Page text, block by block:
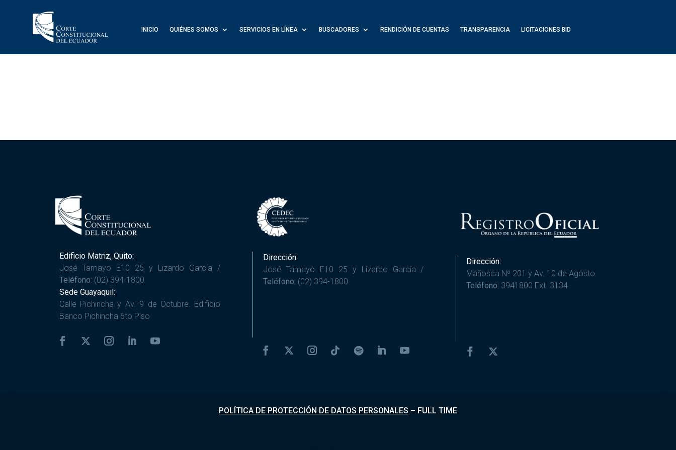
INICIO QUIÉNES SOMOS SERVICIOS EN LÍNEA BUSCADORES RENDICIÓN DE CUENTAS TRANSPARENCIA LICITACIONES BID
Edificio Matriz, Quito:
José Tamayo E10 25 y Lizardo García /
Teléfono: (02) 394-1800
Sede Guayaquil:
Calle Pichincha y Av. 9 de Octubre. Edificio
Banco Pichincha 6to Piso
Dirección:
José Tamayo E10 25 y Lizardo García /
Teléfono: (02) 394-1800
Dirección:
Mañosca Nº 201 y Av. 10 de Agosto
Teléfono: 3941800 Ext. 3134
POLÍTICA DE PROTECCIÓN DE DATOS PERSONALES – FULL TIME